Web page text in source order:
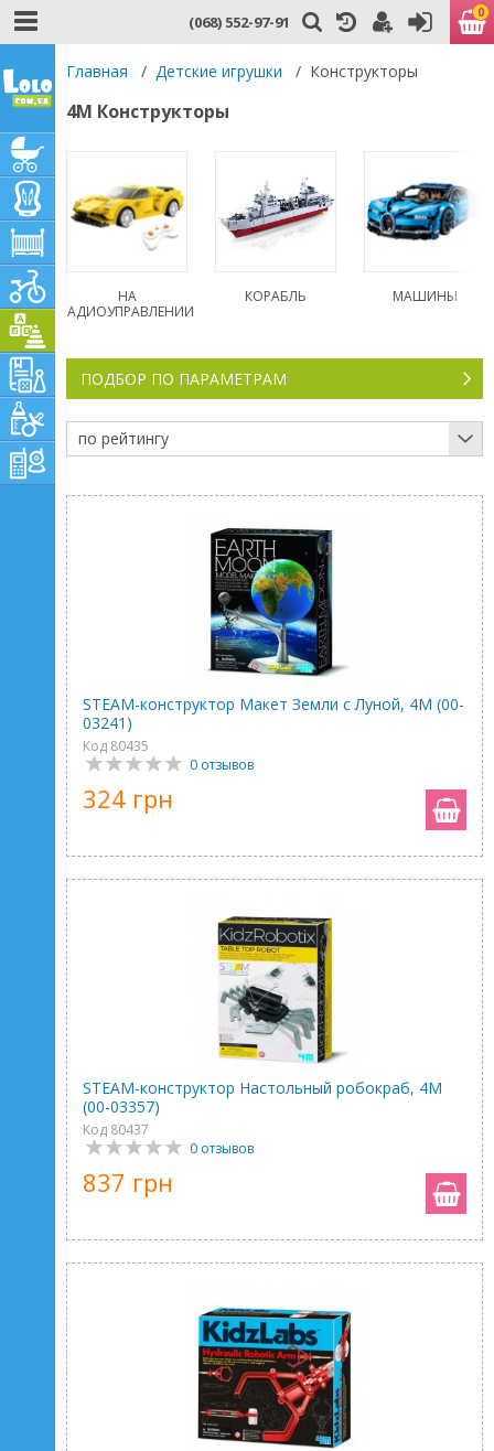
(068) 552-97-91 0
Главная / Детские игрушки / Конструкторы
4М Конструкторы
НА
РАДИОУПРАВЛЕНИИ
КОРАБЛЬ МАШИНЫ
ПОДБОР ПО ПАРАМЕТРАМ
по рейтингу
STEAM-конструктор Макет Земли с Луной, 4M (00-
03241)
Код 80435
0 отзывов
324 грн
STEAM-конструктор Настольный робокраб, 4M
(00-03357)
Код 80437
0 отзывов
837 грн